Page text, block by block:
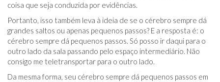
coisa que seja conduzida por evidências.
Portanto, isso também leva à ideia de se o cérebro sempre dá
grandes saltos ou apenas pequenos passos? E a resposta é: o
cérebro sempre dá pequenos passos. Só posso ir daqui para o
outro lado da sala passando pelo espaço intermediário. Não
consigo me teletransportar para o outro lado.
Da mesma forma, seu cérebro sempre dá pequenos passos em